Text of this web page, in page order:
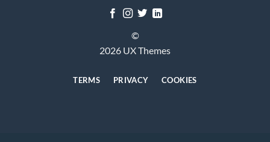
©
2026 UX Themes
TERMS PRIVACY COOKIES